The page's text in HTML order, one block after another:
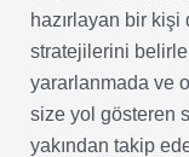
hazırlayan bir
stratejilerini
yararlanmada ve
size yol gösteren
yakından takip